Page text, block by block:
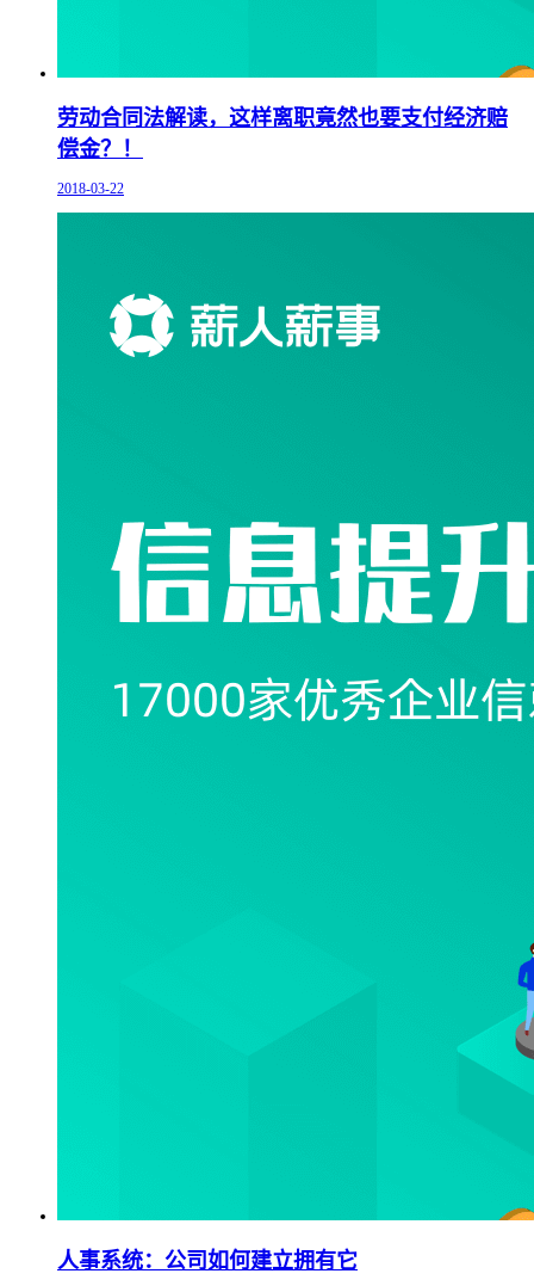
劳动合同法解读，这样离职竟然也要支付经济赔
偿金？！
2018-03-22
人事系统：公司如何建立拥有它